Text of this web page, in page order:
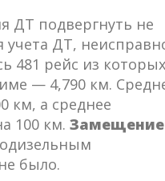
ДТ подвергнуть не
ДТ,
481 рейс из
— 4,790 км.
км, а среднее
100 км. Замещение
было.